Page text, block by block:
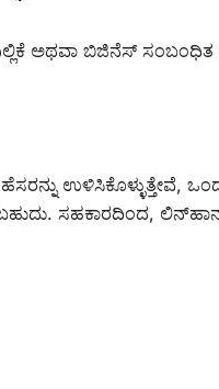
ಅಥವಾ ಬಿಜಿನೆಸ್ ಸಂಬಂಧಿತ
ಉಳಿಸಿಕೊಳ್ಳುತ್ತೇವೆ, ಒಂದು
ಸಹಕಾರದಿಂದ,